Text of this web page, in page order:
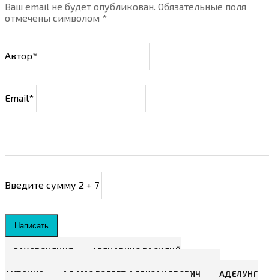
Ваш email не будет опубликован. Обязательные поля
отмечены символом *
Автор*
Email*
Введите сумму 2 + 7
Написать
ЗАХОРОНЕНИЯ
АВЕНАРИУС ВАСИЛИЙ
ПЕТРОВИЧ
АВТУШКЕВИЧ МИХАИЛ
АДАМИНИ
АНТОНИО
АДАМС РОБЕРТ АЛЕКСАНДРОВИЧ
АДЕЛУНГ